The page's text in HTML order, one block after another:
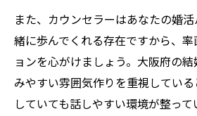
また、カウンセラーはあなたの婚
緒に歩んでくれる存在ですから、
ョンを心がけましょう。大阪府の
みやすい雰囲気作りを重視してい
していても話しやすい環境が整って